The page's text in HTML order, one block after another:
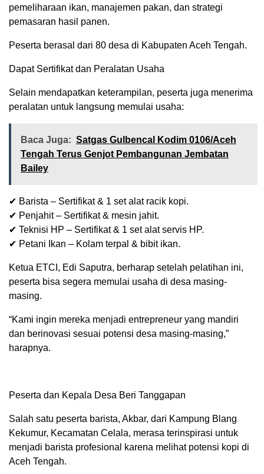
pemeliharaan ikan, manajemen pakan, dan strategi
pemasaran hasil panen.
Peserta berasal dari 80 desa di Kabupaten Aceh Tengah.
Dapat Sertifikat dan Peralatan Usaha
Selain mendapatkan keterampilan, peserta juga menerima
peralatan untuk langsung memulai usaha:
Baca Juga: Satgas Gulbencal Kodim 0106/Aceh
Tengah Terus Genjot Pembangunan Jembatan
Bailey
✔ Barista – Sertifikat & 1 set alat racik kopi.
✔ Penjahit – Sertifikat & mesin jahit.
✔ Teknisi HP – Sertifikat & 1 set alat servis HP.
✔ Petani Ikan – Kolam terpal & bibit ikan.
Ketua ETCI, Edi Saputra, berharap setelah pelatihan ini,
peserta bisa segera memulai usaha di desa masing-
masing.
“Kami ingin mereka menjadi entrepreneur yang mandiri
dan berinovasi sesuai potensi desa masing-masing,”
harapnya.
Peserta dan Kepala Desa Beri Tanggapan
Salah satu peserta barista, Akbar, dari Kampung Blang
Kekumur, Kecamatan Celala, merasa terinspirasi untuk
menjadi barista profesional karena melihat potensi kopi di
Aceh Tengah.